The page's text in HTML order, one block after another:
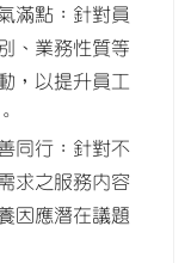
滿點：針對員
、業務性質等
，以提升員工
同行：針對不
求之服務內容
因應潛在議題